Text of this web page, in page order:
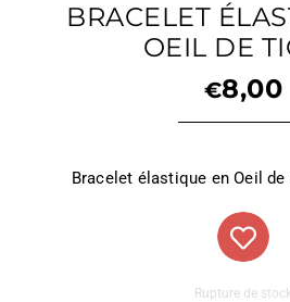
BRACELET
OEIL DE
€8,00
Bracelet élastique en Oeil
Rupture de